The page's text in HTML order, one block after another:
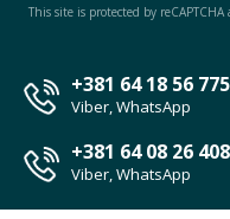
This site is protected by
+381 64 18 56 775
Viber, WhatsApp
+381 64 08 26 408
Viber, WhatsApp